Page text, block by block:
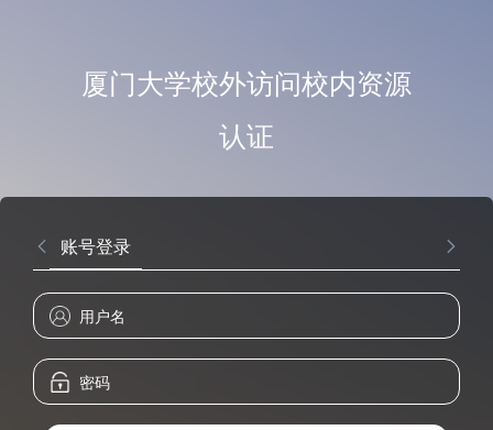
厦门大学校外访问校内资源
认证
账号登录